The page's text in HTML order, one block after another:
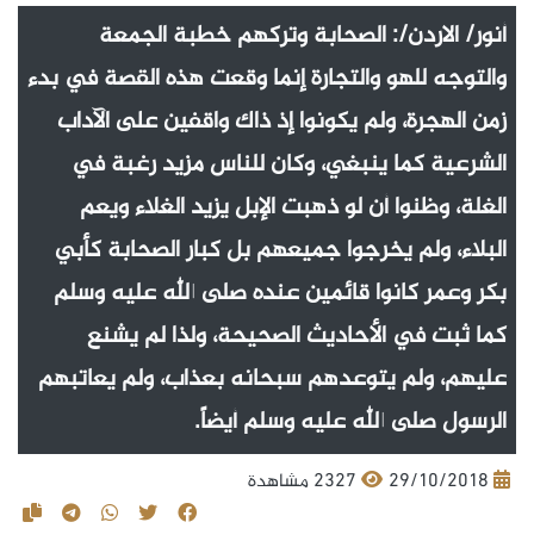
أنور/ الاردن/: الصحابة وتركهم خطبة الجمعة
والتوجه للهو والتجارة إنما وقعت هذه القصة في بدء
زمن الهجرة، ولم يكونوا إذ ذاك واقفين على الآداب
الشرعية كما ينبغي، وكان للناس مزيد رغبة في
الغلة، وظنوا أن لو ذهبت الإبل يزيد الغلاء ويعم
البلاء، ولم يخرجوا جميعهم بل كبار الصحابة كأبي
بكر وعمر كانوا قائمين عنده صلى الله عليه وسلم
كما ثبت في الأحاديث الصحيحة، ولذا لم يشنع
عليهم، ولم يتوعدهم سبحانه بعذاب، ولم يعاتبهم
الرسول صلى الله عليه وسلم أيضاً.
29/10/2018 2327 مشاهدة